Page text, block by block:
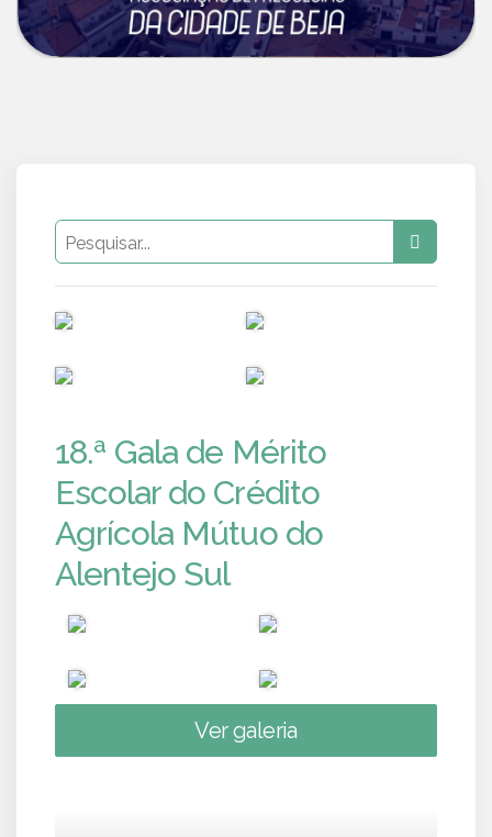
18.ª Gala de Mérito
Escolar do Crédito
Agrícola Mútuo do
Alentejo Sul
Ver galeria